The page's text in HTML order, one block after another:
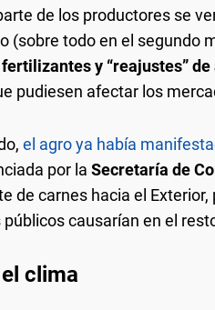
de los productores se
(sobre todo en el segundo
y “reajustes”
pudiesen afectar los
el agro ya había
por la Secretaría de
de carnes hacia el
causarían en el
clima